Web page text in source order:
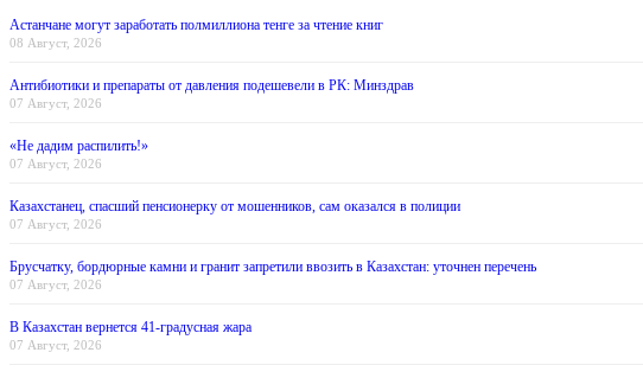
Астанчане могут заработать полмиллиона тенге за чтение книг
08 Август, 2026
Антибиотики и препараты от давления подешевели в РК: Минздрав
07 Август, 2026
«Не дадим распилить!»
07 Август, 2026
Казахстанец, спасший пенсионерку от мошенников, сам оказался в полиции
07 Август, 2026
Брусчатку, бордюрные камни и гранит запретили ввозить в Казахстан: уточнен перечень
07 Август, 2026
В Казахстан вернется 41-градусная жара
07 Август, 2026